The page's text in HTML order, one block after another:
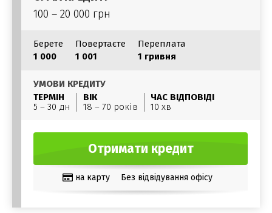
100 – 20 000 грн
Берете
1 000
Повертаєте
1 001
Переплата
1 гривня
УМОВИ КРЕДИТУ
ТЕРМІН
5 – 30 дн
ВІК
18 – 70 років
ЧАС ВІДПОВІДІ
10 хв
Отримати кредит
на карту Без відвідування офісу